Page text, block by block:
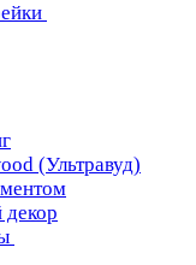
(Ультравуд)